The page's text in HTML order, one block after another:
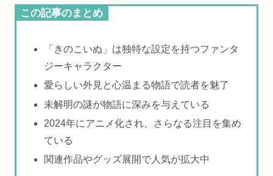
この記事のまとめ
「きのこいぬ」は独特な設定を持つファンタ
ジーキャラクター
愛らしい外見と心温まる物語で読者を魅了
未解明の謎が物語に深みを与えている
2024年にアニメ化され、さらなる注目を集め
ている
関連作品やグッズ展開で人気が拡大中